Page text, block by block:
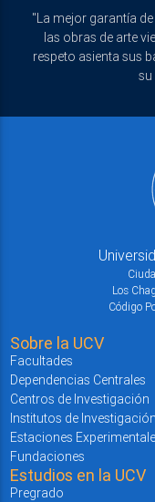
"La mejor garantía
las obras de arte
respeto asienta sus
Los
Código
Sobre la UCV
Facultades
Dependencias Centrales
Centros de Investigación
Institutos de Investigación
Estaciones
Fundaciones
Estudios en la UCV
Pregrado